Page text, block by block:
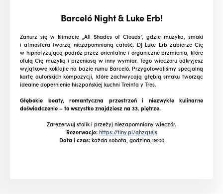
Barceló Night & Luke Erb!
Zanurz się w klimacie „All Shades of Clouds”, gdzie muzyka, smaki
i atmosfera tworzą niezapomnianą całość. DJ Luke Erb zabierze Cię
w hipnotyzującą podróż przez orientalne i organiczne brzmienia, które
otulą Cię muzyką i przeniosą w inny wymiar. Tego wieczoru odkryjesz
wyjątkowe koktajle na bazie rumu Barceló. Przygotowaliśmy specjalną
kartę autorskich kompozycji, które zachwycają głębią smaku tworząc
idealne dopełnienie hiszpańskiej kuchni Treinta y Tres.
Głębokie beaty, romantyczna przestrzeń i niezwykłe kulinarne
doświadczenie – to wszystko znajdziesz na 33. piętrze.
Zarezerwuj stolik i przeżyj niezapomniany wieczór.
Rezerwacje: https://tiny.pl/qhzq18js
Data i czas:każda sobota, godzina 19:00